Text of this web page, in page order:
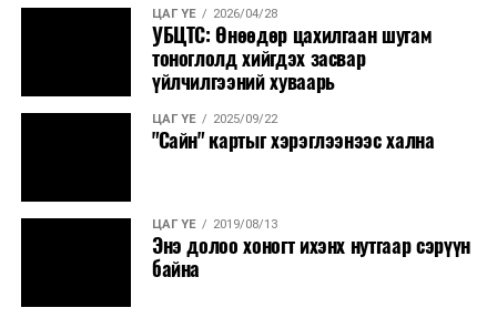
ЦАГ ҮЕ 2026/04/28
УБЦТС: Өнөөдөр цахилгаан шугам
тоноглолд хийгдэх засвар
үйлчилгээний хуваарь
ЦАГ ҮЕ 2025/09/22
"Сайн" картыг хэрэглээнээс хална
ЦАГ ҮЕ 2019/08/13
Энэ долоо хоногт ихэнх нутгаар сэрүүн
байна